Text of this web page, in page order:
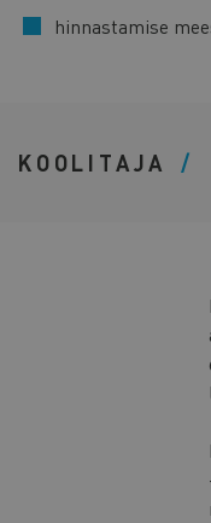
hinnastamise
KOOLITAJA